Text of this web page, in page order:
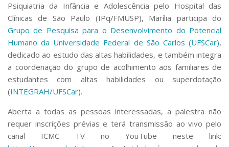
Psiquiatria da Infância e Adolescência pelo Hospital das
Clínicas de São Paulo (IPq/FMUSP), Marília participa do
Grupo de Pesquisa para o Desenvolvimento do Potencial
Humano da Universidade Federal de São Carlos (UFSCar),
dedicado ao estudo das altas habilidades, e também integra
a coordenação do grupo de acolhimento aos familiares de
estudantes com altas habilidades ou superdotação
(INTEGRAH/UFSCar).
Aberta a todas as pessoas interessadas, a palestra não
requer inscrições prévias e terá transmissão ao vivo pelo
canal ICMC TV no YouTube neste link: